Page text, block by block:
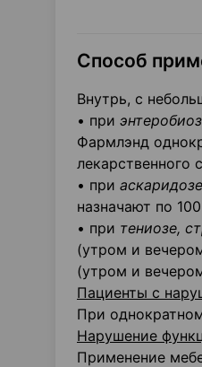
Способ
Внутрь, с
• при
Фармлэнд
лекарственного
• при
назначают по
• при тениозе,
(утром и
(утром и
Пациенты с
При
Нарушение
Применение